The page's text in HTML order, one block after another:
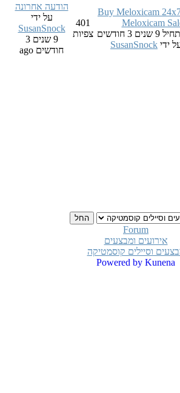
Buy Meloxicam
Meloxicam
הנושא התחיל 9 שנים 3 חודשים
ידי SusanSnock
401
צפיות
הודעה אחרונה
על ידי
SusanSnock
9 שנים 3
חודשים ago
Forum
אירועים ומבצעים
וסיילים קוסמטיקה
Powered by Kunena